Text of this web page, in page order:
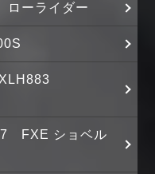
ーライダー
FXE ショベル